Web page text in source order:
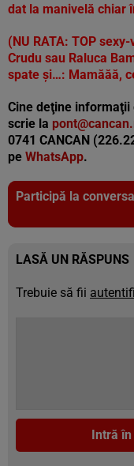
dat la manivelă chiar
(NU RATA: TOP
Crudu sau Raluca
spate și…: Mamăăă,
Cine deţine informaţii
scrie la
0741 CANCAN
pe WhatsApp.
Participă la
LASĂ UN RĂSPUNS
Trebuie să fii
Intră